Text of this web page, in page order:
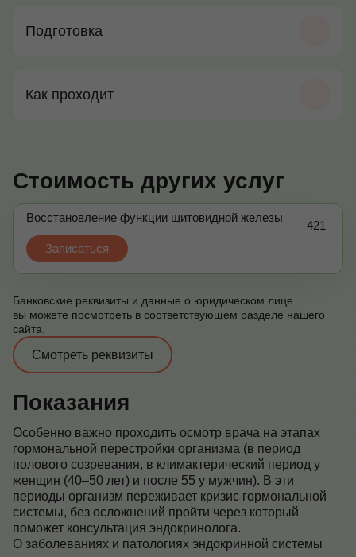
Подготовка
Как проходит
Стоимость других услуг
Восстановление функции щитовидной железы
421
Записаться
Банковские реквизиты и данные о юридическом лице
вы можете посмотреть в соответствующем разделе нашего
сайта.
Смотреть реквизиты
Показания
Особенно важно проходить осмотр врача на этапах
гормональной перестройки организма (в период
полового созревания, в климактерический период у
женщин (40–50 лет) и после 55 у мужчин). В эти
периоды организм переживает кризис гормональной
системы, без осложнений пройти через который
поможет консультация эндокринолога.
О заболеваниях и патологиях эндокринной системы